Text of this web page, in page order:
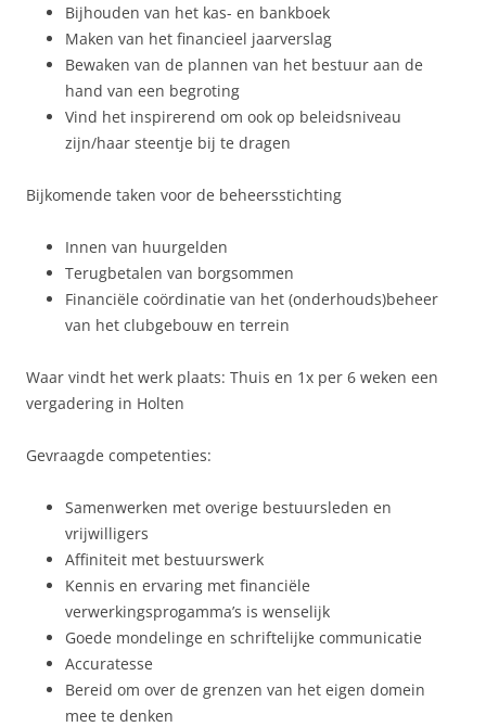
Bijhouden van het kas- en bankboek
Maken van het financieel jaarverslag
Bewaken van de plannen van het bestuur aan de
hand van een begroting
Vind het inspirerend om ook op beleidsniveau
zijn/haar steentje bij te dragen
Bijkomende taken voor de beheersstichting
Innen van huurgelden
Terugbetalen van borgsommen
Financiële coördinatie van het (onderhouds)beheer
van het clubgebouw en terrein
Waar vindt het werk plaats: Thuis en 1x per 6 weken een
vergadering in Holten
Gevraagde competenties:
Samenwerken met overige bestuursleden en
vrijwilligers
Affiniteit met bestuurswerk
Kennis en ervaring met financiële
verwerkingsprogamma’s is wenselijk
Goede mondelinge en schriftelijke communicatie
Accuratesse
Bereid om over de grenzen van het eigen domein
mee te denken